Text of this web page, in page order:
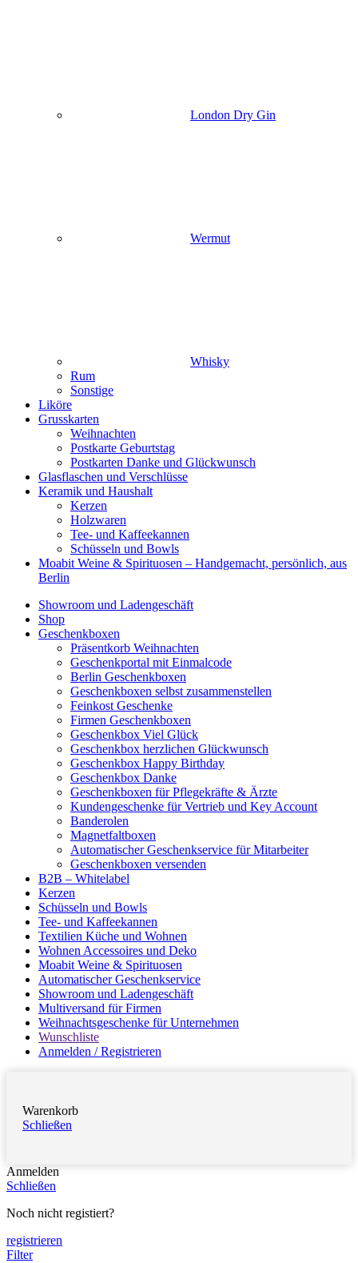
London Dry Gin
Wermut
Whisky
Rum
Sonstige
Liköre
Grusskarten
Weihnachten
Postkarte Geburtstag
Postkarten Danke und Glückwunsch
Glasflaschen und Verschlüsse
Keramik und Haushalt
Kerzen
Holzwaren
Tee- und Kaffeekannen
Schüsseln und Bowls
Moabit Weine & Spirituosen – Handgemacht, persönlich, aus
Berlin
Showroom und Ladengeschäft
Shop
Geschenkboxen
Präsentkorb Weihnachten
Geschenkportal mit Einmalcode
Berlin Geschenkboxen
Geschenkboxen selbst zusammenstellen
Feinkost Geschenke
Firmen Geschenkboxen
Geschenkbox Viel Glück
Geschenkbox herzlichen Glückwunsch
Geschenkbox Happy Birthday
Geschenkbox Danke
Geschenkboxen für Pflegekräfte & Ärzte
Kundengeschenke für Vertrieb und Key Account
Banderolen
Magnetfaltboxen
Automatischer Geschenkservice für Mitarbeiter
Geschenkboxen versenden
B2B – Whitelabel
Kerzen
Schüsseln und Bowls
Tee- und Kaffeekannen
Textilien Küche und Wohnen
Wohnen Accessoires und Deko
Moabit Weine & Spirituosen
Automatischer Geschenkservice
Showroom und Ladengeschäft
Multiversand für Firmen
Weihnachtsgeschenke für Unternehmen
Wunschliste
Anmelden / Registrieren
Warenkorb
Schließen
Anmelden
Schließen
Noch nicht registiert?
registrieren
Filter